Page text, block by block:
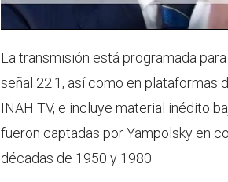
La transmisión está programada
señal 22.1, así como en plataformas
INAH TV, e incluye material inédito
fueron captadas por Yampolsky en
décadas de 1950 y 1980.